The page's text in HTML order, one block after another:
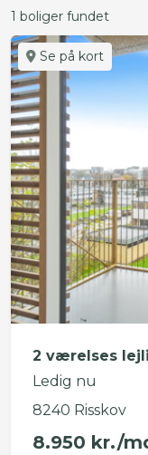
1 boliger fundet
Se på kort
2 værelses
Ledig nu
8240 Risskov
8.950 kr./